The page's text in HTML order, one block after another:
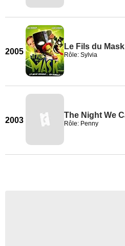
2005
Le Fils du Mask
Rôle: Sylvia
2003
The Night We
Rôle: Penny